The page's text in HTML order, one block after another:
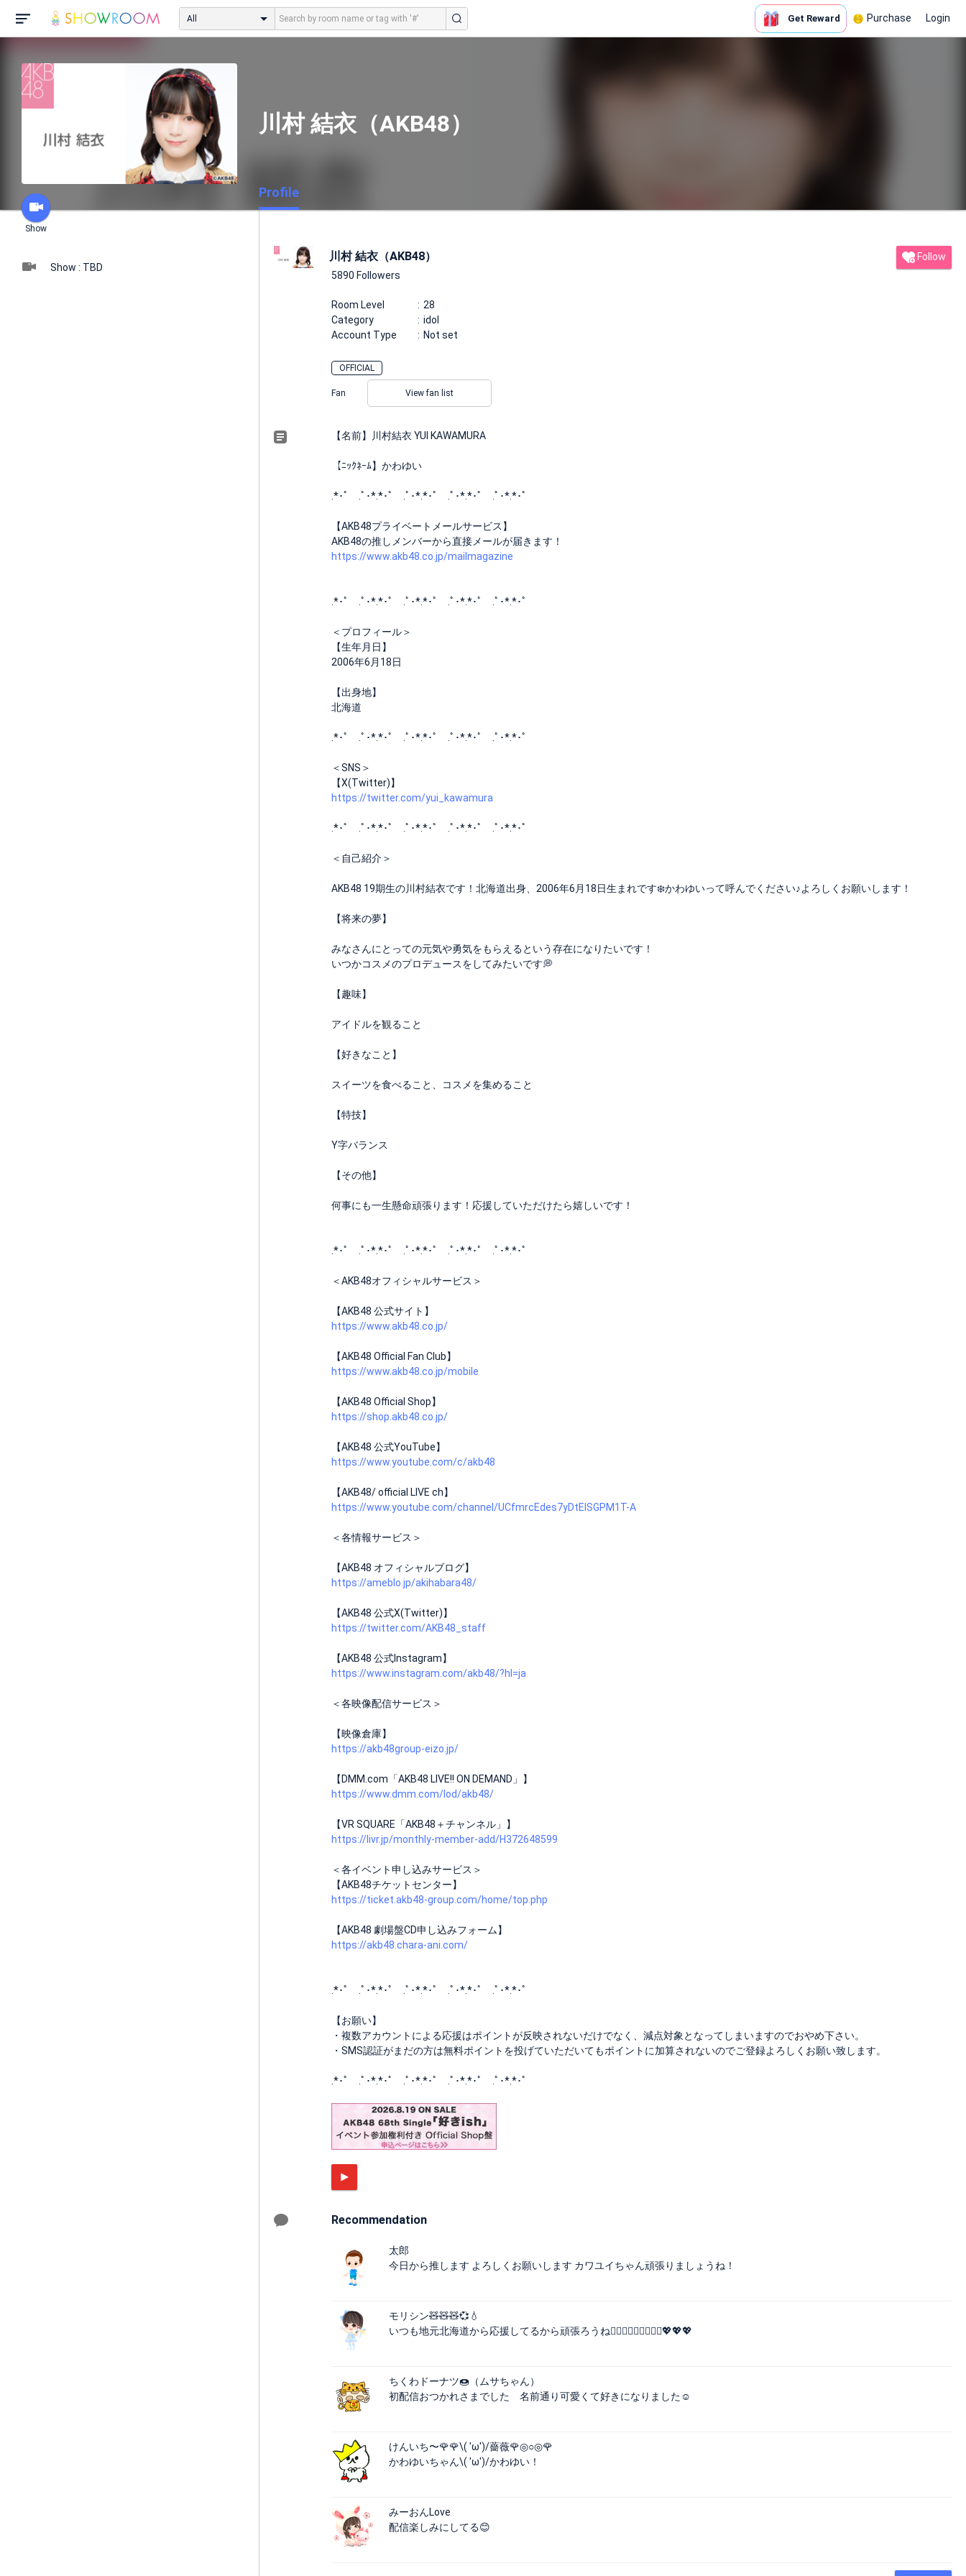
All Get Reward Purchase Login
Show
川村 結衣（AKB48）
Profile
Show : TBD
川村 結衣（AKB48）
5890 Followers
Follow
Room Level
28
Category
idol
Account Type
Not set
OFFICIAL
Fan View fan list
【名前】川村結衣 YUI KAWAMURA
【ﾆｯｸﾈｰﾑ】かわゆい
.*･ﾟ .ﾟ･*.*･ﾟ .ﾟ･*.*･ﾟ .ﾟ･*.*･ﾟ .ﾟ･*.*･ﾟ
【AKB48プライベートメールサービス】
AKB48の推しメンバーから直接メールが届きます！
https://www.akb48.co.jp/mailmagazine
.*･ﾟ .ﾟ･*.*･ﾟ .ﾟ･*.*･ﾟ .ﾟ･*.*･ﾟ .ﾟ･*.*･ﾟ
＜プロフィール＞
【生年月日】
2006年6月18日
【出身地】
北海道
.*･ﾟ .ﾟ･*.*･ﾟ .ﾟ･*.*･ﾟ .ﾟ･*.*･ﾟ .ﾟ･*.*･ﾟ
＜SNS＞
【X(Twitter)】
https://twitter.com/yui_kawamura
.*･ﾟ .ﾟ･*.*･ﾟ .ﾟ･*.*･ﾟ .ﾟ･*.*･ﾟ .ﾟ･*.*･ﾟ
＜自己紹介＞
AKB48 19期生の川村結衣です！北海道出身、2006年6月18日生まれです❄️かわゆいって呼んでください♪よろしくお願いします！
【将来の夢】
みなさんにとっての元気や勇気をもらえるという存在になりたいです！
いつかコスメのプロデュースをしてみたいです💭
【趣味】
アイドルを観ること
【好きなこと】
スイーツを食べること、コスメを集めること
【特技】
Y字バランス
【その他】
何事にも一生懸命頑張ります！応援していただけたら嬉しいです！
.*･ﾟ .ﾟ･*.*･ﾟ .ﾟ･*.*･ﾟ .ﾟ･*.*･ﾟ .ﾟ･*.*･ﾟ
＜AKB48オフィシャルサービス＞
【AKB48 公式サイト】
https://www.akb48.co.jp/
【AKB48 Official Fan Club】
https://www.akb48.co.jp/mobile
【AKB48 Official Shop】
https://shop.akb48.co.jp/
【AKB48 公式YouTube】
https://www.youtube.com/c/akb48
【AKB48/ official LIVE ch】
https://www.youtube.com/channel/UCfmrcEdes7yDtEISGPM1T-A
＜各情報サービス＞
【AKB48 オフィシャルブログ】
https://ameblo.jp/akihabara48/
【AKB48 公式X(Twitter)】
https://twitter.com/AKB48_staff
【AKB48 公式Instagram】
https://www.instagram.com/akb48/?hl=ja
＜各映像配信サービス＞
【映像倉庫】
https://akb48group-eizo.jp/
【DMM.com「AKB48 LIVE!! ON DEMAND」】
https://www.dmm.com/lod/akb48/
【VR SQUARE「AKB48＋チャンネル」】
https://livr.jp/monthly-member-add/H372648599
＜各イベント申し込みサービス＞
【AKB48チケットセンター】
https://ticket.akb48-group.com/home/top.php
【AKB48 劇場盤CD申し込みフォーム】
https://akb48.chara-ani.com/
.*･ﾟ .ﾟ･*.*･ﾟ .ﾟ･*.*･ﾟ .ﾟ･*.*･ﾟ .ﾟ･*.*･ﾟ
【お願い】
・複数アカウントによる応援はポイントが反映されないだけでなく、減点対象となってしまいますのでおやめ下さい。
・SMS認証がまだの方は無料ポイントを投げていただいてもポイントに加算されないのでご登録よろしくお願い致します。
.*･ﾟ .ﾟ･*.*･ﾟ .ﾟ･*.*･ﾟ .ﾟ･*.*･ﾟ .ﾟ･*.*･ﾟ
Recommendation
太郎
今日から推します よろしくお願いします カワユイちゃん頑張りましょうね！
モリシン🧸🧸🧸💞💧
いつも地元北海道から応援してるから頑張ろうね🙆🏻‍♀️🙆🏻‍♀️🙆🏻‍♀️💖💖💖
ちくわドーナツ🍩（ムサちゃん）
初配信おつかれさまでした 名前通り可愛くて好きになりました☺
けんいち〜🌹🌹\( 'ω')/薔薇🌹◎○◎🌹
かわゆいちゃん\( 'ω')/かわゆい！
みーおんLove
配信楽しみにしてる😊